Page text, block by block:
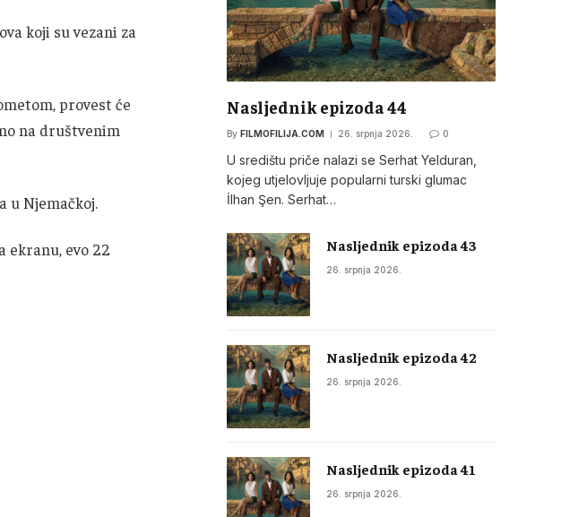
koji su vezani za
provest će
na društvenim
u Njemačkoj.
ekranu, evo 22
Nasljednik epizoda 44
By FILMOFILIJA.COM 26. srpnja 2026. 0
U središtu priče nalazi se Serhat Yelduran,
kojeg utjelovljuje popularni turski glumac
İlhan Şen. Serhat…
Nasljednik epizoda 43
26. srpnja 2026.
Nasljednik epizoda 42
26. srpnja 2026.
Nasljednik epizoda 41
26. srpnja 2026.